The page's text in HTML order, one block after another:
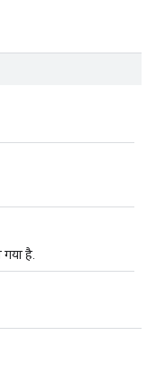
है.